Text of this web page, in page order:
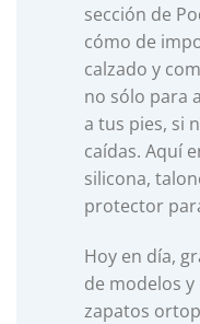
sección de
cómo de
calzado y
no sólo para
a tus pies, si
caídas. Aquí
silicona,
protector
Hoy en día,
de modelos
zapatos